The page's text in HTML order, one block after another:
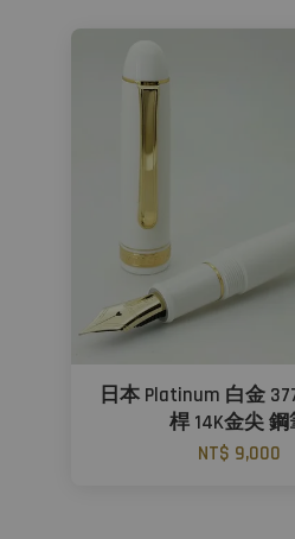
日本 Platinum 白金
桿 14K金尖 鋼
NT$ 9,000